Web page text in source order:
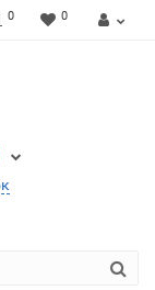
0 0